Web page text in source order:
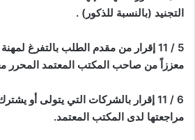
التجنيد (بالنسبة للذكور) .
5 / 11 إقرار من مقدم الطلب بالتفرغ
معززاً من صاحب المكتب المعتمد المحرر
6 / 11 إقرار بالشركات التي يتولى أو
مراجعتها لدى المكتب المعتمد.